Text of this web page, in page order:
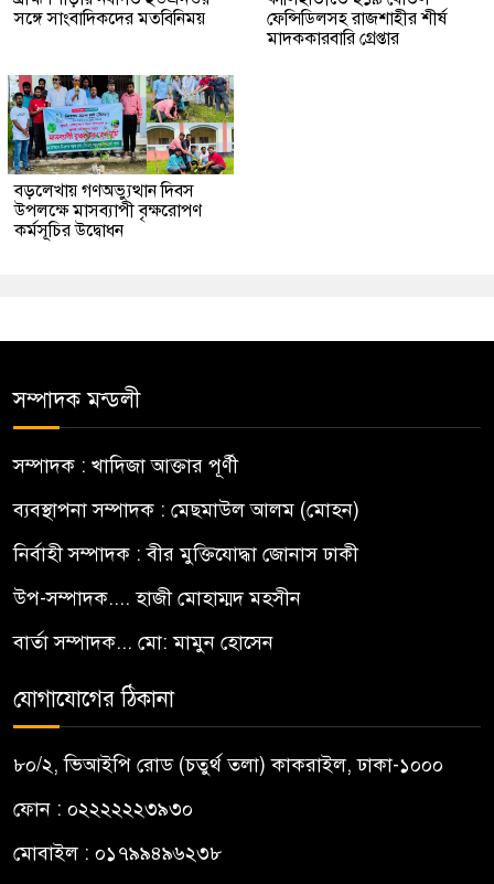
সঙ্গে সাংবাদিকদের মতবিনিময়
ফেন্সিডিলসহ রাজশাহীর শীর্ষ
মাদককারবারি গ্রেপ্তার
বড়লেখায় গণঅভ্যুত্থান দিবস
উপলক্ষে মাসব্যাপী বৃক্ষরোপণ
কর্মসূচির উদ্বোধন
সম্পাদক মন্ডলী
সম্পাদক : খাদিজা আক্তার পূর্ণী
ব্যবস্থাপনা সম্পাদক : মেছমাউল আলম (মোহন)
নির্বাহী সম্পাদক : বীর মুক্তিযোদ্ধা জোনাস ঢাকী
উপ-সম্পাদক.... হাজী মোহাম্মদ মহসীন
বার্তা সম্পাদক... মো: মামুন হোসেন
যোগাযোগের ঠিকানা
৮০/২, ভিআইপি রোড (চতুর্থ তলা) কাকরাইল, ঢাকা-১০০০
ফোন : ০২২২২২২৩৯৩০
মোবাইল : ০১৭৯৯৪৯৬২৩৮